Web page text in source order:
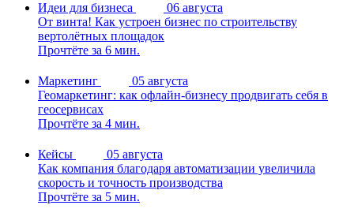
Идеи для бизнеса
06 августа
От винта! Как устроен бизнес по строительству
вертолётных площадок
Прочтёте за 6 мин.
Маркетинг
05 августа
Геомаркетинг: как офлайн-бизнесу продвигать себя в
геосервисах
Прочтёте за 4 мин.
Кейсы
05 августа
Как компания благодаря автоматизации увеличила
скорость и точность производства
Прочтёте за 5 мин.